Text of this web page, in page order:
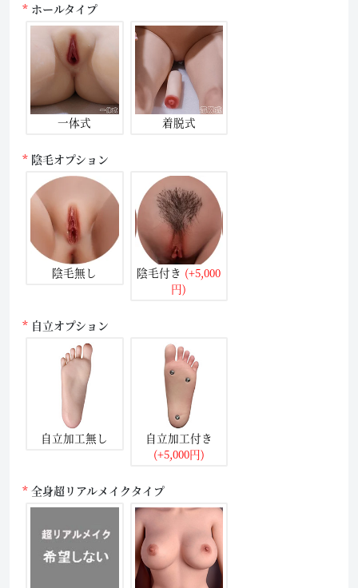
ホールタイプ
一体式 着脱式
陰毛オプション
陰毛無し 陰毛付き (+5,000
円)
自立オプション
自立加工無し
自立加工付き
(+5,000円)
全身超リアルメイクタイプ